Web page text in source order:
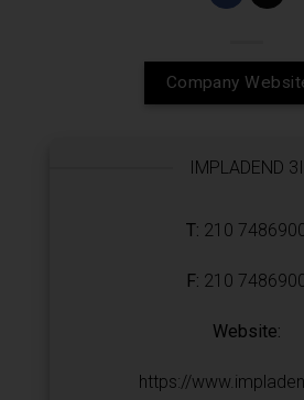
Company
IMPLADEND 3I
T: 210
F: 210
Website:
https://